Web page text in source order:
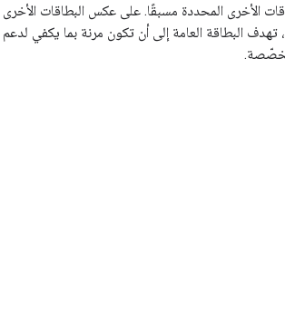
الأخرى المحددة مسبقًا. على عكس البطاقات
تهدف البطاقة العامة إلى أن تكون مرنة بما يكفي
مخصّصة.